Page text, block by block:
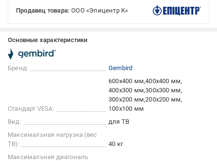
Продавец товара: ООО «Эпицентр К»
Основные характеристики
Бренд: Gembird
Стандарт VESA:
600x400 мм 400x400 мм
400x300 мм 300x300 мм
300x200 мм 200x200 мм
100x100 мм
Вид:
для ТВ
Максимальная нагрузка (вес
ТВ):
40 кг
Максимальная диагональ